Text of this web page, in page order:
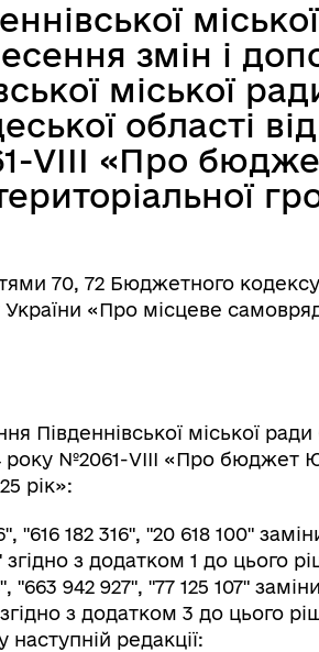
єВідновлення
змін і
міської
області від
VІІІ «Про
70, 72 Бюджетного
України «Про місцеве
Південнівської міської
року №2061-VІІІ «Про бюджет
рік»:
"616 182 316", "20 618 100"
згідно з додатком 1 до цього
"663 942 927", "77 125 107"
згідно з додатком 3 до цього
редакції: